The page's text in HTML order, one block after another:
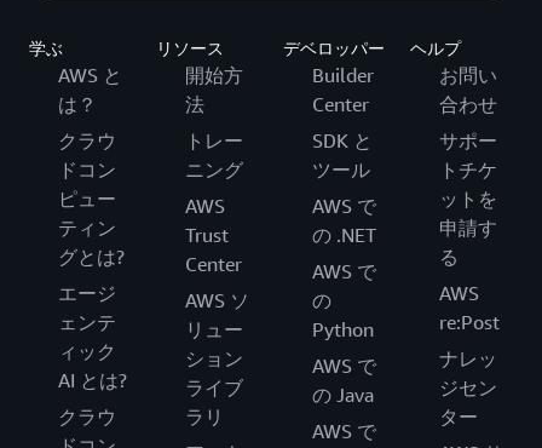
学ぶ
AWS と
は？
クラウ
ドコン
ピュー
ティン
グとは?
エージ
ェンテ
ィック
AI とは?
クラウ
リソース
開始方
法
トレー
ニング
AWS
Trust
Center
AWS ソ
リュー
ション
ライブ
ラリ
デベロッパー
Builder
Center
SDK と
ツール
AWS で
の .NET
AWS で
の
Python
AWS で
の Java
AWS で
ヘルプ
お問い
合わせ
サポー
トチケ
ットを
申請す
る
AWS
re:Post
ナレッ
ジセン
ター